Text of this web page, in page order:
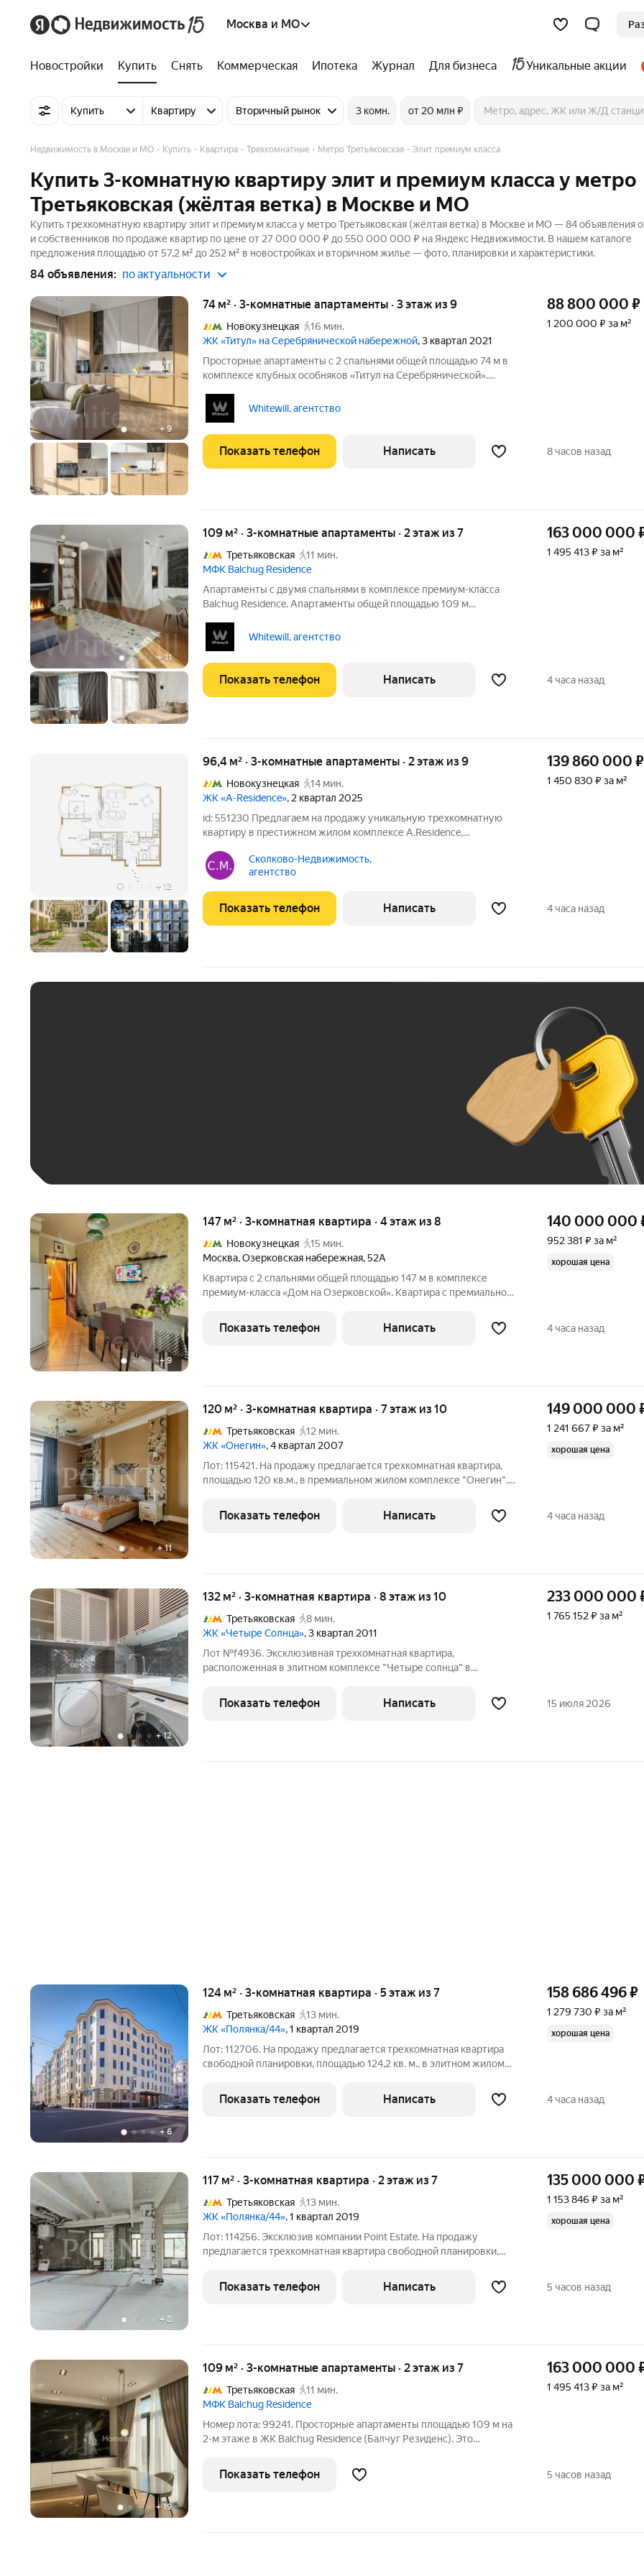
Москва и МО
Новостройки Купить Снять Коммерческая Ипотека Журнал Для бизнеса Уникальные акции
Купить Квартиру Вторичный рынок 3 комн. от 20 млн ₽
Недвижимость в Москве и МО Купить Квартира Трехкомнатные Метро Третьяковская Элит премиум класса
Купить 3-комнатную квартиру элит и премиум класса у метро
Третьяковская (жёлтая ветка) в Москве и МО
Купить трехкомнатную квартиру элит и премиум класса у метро Третьяковская (жёлтая ветка) в Москве и МО — 84 объявления
и собственников по продаже квартир по цене от 27 000 000 ₽ до 550 000 000 ₽ на Яндекс Недвижимости. В нашем каталоге
предложения площадью от 57,2 м² до 252 м² в новостройках и вторичном жилье — фото, планировки и характеристики.
84 объявления: по актуальности
+9
74 м² · 3-комнатные апартаменты · 3 этаж из 9
Новокузнецкая
16 мин.
ЖК «Титул» на Серебрянической набережной, 3 квартал 2021
Просторные апартаменты с 2 спальнями общей площадью 74 м в
комплексе клубных особняков «Титул на Серебрянической».
этаже в корпусе 1.1. Высота потолков 3,2 метра. Планировка:
кухня-гостиная,
Whitewill, агентство
88 800 000 ₽
1 200 000 ₽ за м²
Показать телефон Написать 8 часов назад
+11
109 м² · 3-комнатные апартаменты · 2 этаж из 7
Третьяковская
11 мин.
МФК Balchug Residence
Апартаменты с двумя спальнями в комплексе премиум-класса
Balchug Residence. Апартаменты общей площадью 109 м
в стиле современной классики. Интерьеры украшают
декоративные молдинги и карнизы.
Whitewill, агентство
163 000 000
1 495 413 ₽ за м²
Показать телефон Написать 4 часа назад
+ 12
96,4 м² · 3-комнатные апартаменты · 2 этаж из 9
Новокузнецкая
14 мин.
ЖК «A-Residence», 2 квартал 2025
id: 551230 Предлагаем на продажу уникальную трехкомнатную
квартиру в престижном жилом комплексе A.Residence,
метро Павелецкая. Квартира на 2 этаже девятиэтажного дома с
общей площадью 96,4
Сколково-Недвижимость,
агентство
139 860 000 ₽
1 450 830 ₽ за м²
Показать телефон Написать 4 часа назад
+9
147 м² · 3-комнатная квартира · 4 этаж из 8
Новокузнецкая
15 мин.
Москва,Озерковская набережная,52А
Квартира с 2 спальнями общей площадью 147 м в комплексе
премиум-класса «Дом на Озерковской». Квартира с премиальной
шумоизоляции, установлены системы вентиляции и
кондиционирования Daikin и
140 000 000
952 381 ₽ за м²
хорошая цена
Показать телефон Написать 4 часа назад
+11
120 м² · 3-комнатная квартира · 7 этаж из 10
Третьяковская
12 мин.
ЖК «Онегин», 4 квартал 2007
Лот: 115421. На продажу предлагается трехкомнатная квартира,
площадью 120 кв.м., в премиальном жилом комплексе "Онегин".
своим санузлом, гардеробная, гостевой санузел, постирочная,
прихожая,
149 000 000
1 241 667 ₽ за м²
хорошая цена
Показать телефон Написать 4 часа назад
+12
132 м² · 3-комнатная квартира · 8 этаж из 10
Третьяковская
8 мин.
ЖК «Четыре Солнца», 3 квартал 2011
Лот №f4936. Эксклюзивная трехкомнатная квартира,
расположенная в элитном комплексе "Четыре солнца" в
делает ее идеальным выбором для самых взыскательных
покупателей. Дизайн квартиры выполнен
233 000 000
1 765 152 ₽ за м²
Показать телефон Написать 15 июля 2026
+6
124 м² · 3-комнатная квартира · 5 этаж из 7
Третьяковская
13 мин.
ЖК «Полянка/44», 1 квартал 2019
Лот: 112706. На продажу предлагается трехкомнатная квартира
свободной планировки, площадью 124,2 кв. м., в элитном жилом
особняка Лотос. Возможная планировка: кухня-гостиная, две
спальни, со
158 686 496₽
1 279 730 ₽ за м²
хорошая цена
Показать телефон Написать 4 часа назад
+ 8
117 м² · 3-комнатная квартира · 2 этаж из 7
Третьяковская
13 мин.
ЖК «Полянка/44», 1 квартал 2019
Лот: 114256. Эксклюзив компании Point Estate. На продажу
предлагается трехкомнатная квартира свободной планировки,
"Полянка/44" в Замоскворечье. Квартира без отделки. Возможная
планировка:
135 000 000
1 153 846 ₽ за м²
хорошая цена
Показать телефон Написать 5 часов назад
+19
109 м² · 3-комнатные апартаменты · 2 этаж из 7
Третьяковская
11 мин.
МФК Balchug Residence
Номер лота: 99241. Просторные апартаменты площадью 109 м на
2-м этаже в ЖК Balchug Residence (Балчуг Резиденс). Это
девелопера Insigma, выполненный по индивидуальному
архитектурному проекту
163 000 000
1 495 413 ₽ за м²
Показать телефон 5 часов назад